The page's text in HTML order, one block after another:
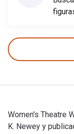
Women's Theatre
K. Newey y